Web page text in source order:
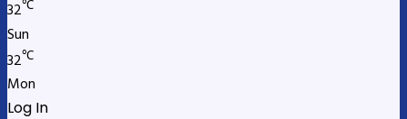
32℃
Sun
32℃
Mon
Log In